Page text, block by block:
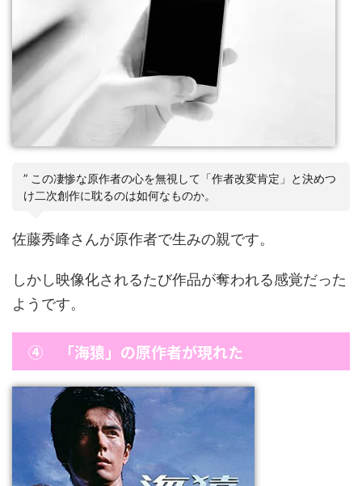
” この凄惨な原作者の心を無視して「作者改変肯定」と決めつ
け二次創作に耽るのは如何なものか。
佐藤秀峰さんが原作者で生みの親です。
しかし映像化されるたび作品が奪われる感覚だった
ようです。
④ 「海猿」の原作者が現れた